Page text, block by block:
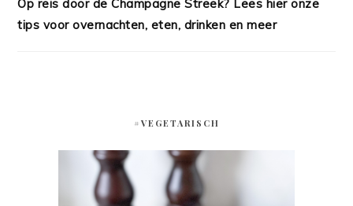
Op reis door de Champagne Streek? Lees hier onze
tips voor overnachten, eten, drinken en meer
#VEGETARISCH